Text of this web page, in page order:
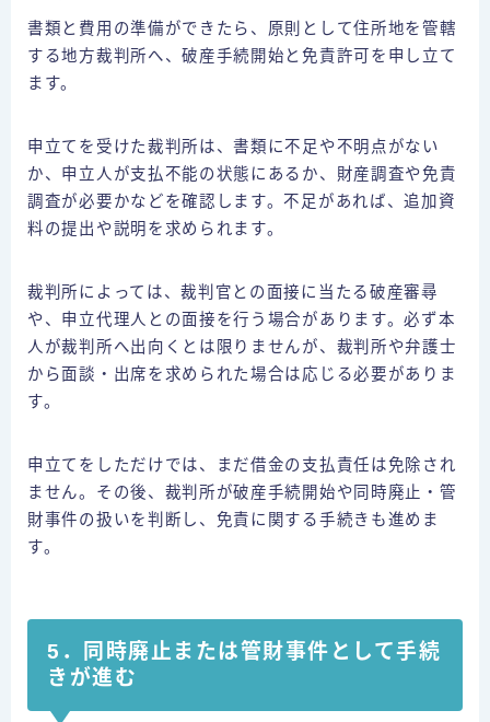
書類と費用の準備ができたら、原則として住所地を管轄
する地方裁判所へ、破産手続開始と免責許可を申し立て
ます。
申立てを受けた裁判所は、書類に不足や不明点がない
か、申立人が支払不能の状態にあるか、財産調査や免責
調査が必要かなどを確認します。不足があれば、追加資
料の提出や説明を求められます。
裁判所によっては、裁判官との面接に当たる破産審尋
や、申立代理人との面接を行う場合があります。必ず本
人が裁判所へ出向くとは限りませんが、裁判所や弁護士
から面談・出席を求められた場合は応じる必要がありま
す。
申立てをしただけでは、まだ借金の支払責任は免除され
ません。その後、裁判所が破産手続開始や同時廃止・管
財事件の扱いを判断し、免責に関する手続きも進めま
す。
5．同時廃止または管財事件として手続
きが進む